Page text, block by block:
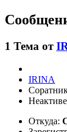
1 Тема от
IRINA
Откуда: